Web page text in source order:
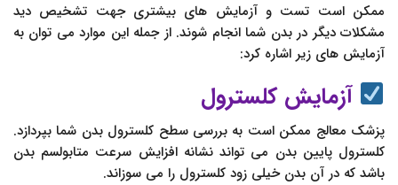
ممکن است تست و آزمایش های بیشتری جهت تشخیص دید
مشکلات دیگر در بدن شما انجام شوند. از جمله این موارد می توان به
آزمایش های زیر اشاره کرد:
آزمایش کلسترول
پزشک معالج ممکن است به بررسی سطح کلسترول بدن شما بپردازد.
کلسترول پایین بدن می تواند نشانه افزایش سرعت متابولسم بدن
باشد که در آن بدن خیلی زود کلسترول را می سوزاند.